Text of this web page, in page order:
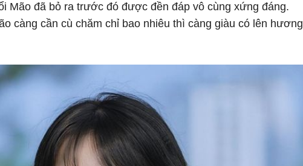
Mão đã bỏ ra trước đó được đền đáp vô cùng xứng đáng.
càng cần cù chăm chỉ bao nhiêu thì càng giàu có lên hương